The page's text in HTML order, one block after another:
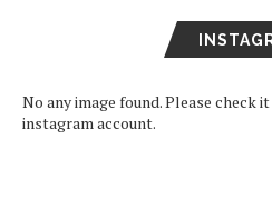
No any image found. Please check
instagram account.